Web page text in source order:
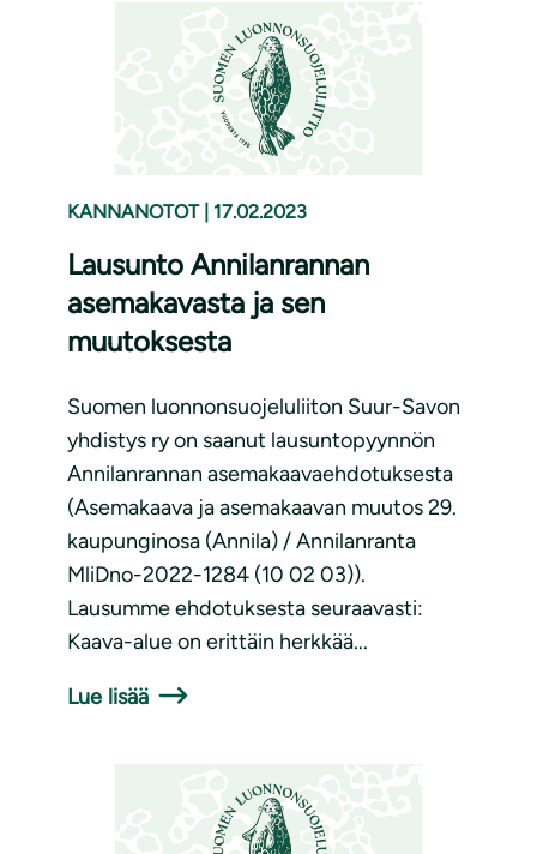
KANNANOTOT 17.02.2023
Lausunto Annilanrannan
asemakavasta ja sen
muutoksesta
Suomen luonnonsuojeluliiton Suur-Savon
yhdistys ry on saanut lausuntopyynnön
Annilanrannan asemakaavaehdotuksesta
(Asemakaava ja asemakaavan muutos 29.
kaupunginosa (Annila) / Annilanranta
MliDno-2022-1284 (10 02 03)).
Lausumme ehdotuksesta seuraavasti:
Kaava-alue on erittäin herkkää...
Lue lisää